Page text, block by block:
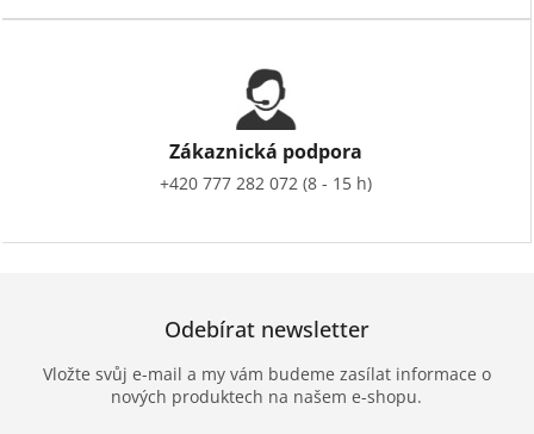
Zákaznická podpora
+420 777 282 072 (8 - 15 h)
Odebírat newsletter
Vložte svůj e-mail a my vám budeme zasílat informace o
nových produktech na našem e-shopu.